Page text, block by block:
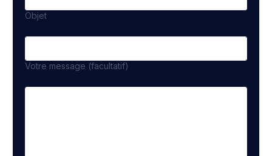
Objet
Votre message (facultatif)